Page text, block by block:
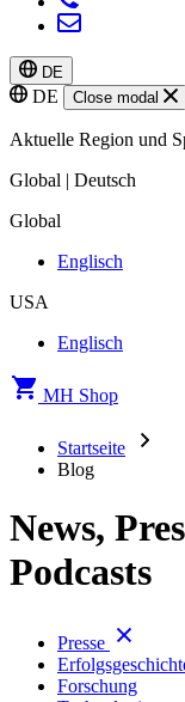
DE
DE Close modal
Aktuelle Region und
Global | Deutsch
Global
Englisch
USA
Englisch
MH Shop
Startseite
Blog
News,
Podcasts
Presse
Forschung